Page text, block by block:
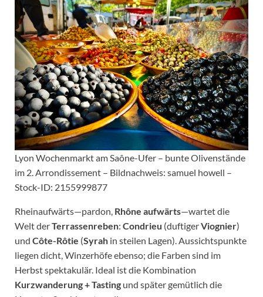
Lyon Wochenmarkt am Saône-Ufer – bunte Olivenstände
im 2. Arrondissement – Bildnachweis: samuel howell –
Stock-ID: 2155999877
Rheinaufwärts—pardon, Rhône aufwärts—wartet die
Welt derTerrassenreben: Condrieu (duftigerViognier)
und Côte-Rôtie (Syrah in steilen Lagen). Aussichtspunkte
liegen dicht, Winzerhöfe ebenso; die Farben sind im
Herbst spektakulär. Ideal ist die Kombination
Kurzwanderung + Tasting und später gemütlich die